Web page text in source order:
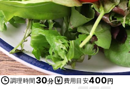
調理時間 30分 費用目安400円